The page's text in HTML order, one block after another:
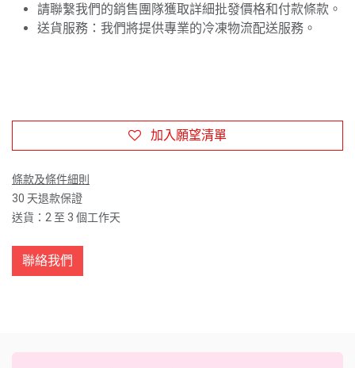
請聯繫我們的銷售團隊獲取詳細批發價格和付款條款。
送貨服務：我們將提供專業的冷凍物流配送服務。
加入願望清單
條款及條件細則
30 天退款保證
送貨：2 至 3 個工作天
聯絡我們